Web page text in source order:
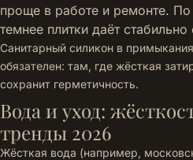
проще в работе и ремонте.
темнее плитки даёт
Санитарный силикон в
обязателен: там, где жёсткая
сохранит герметичность.
Вода и уход:
тренды 2026
Жёсткая вода (например,